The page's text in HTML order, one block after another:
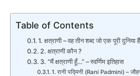
Table of Contents
1. क्षत्राणी – वह तीन शब्द जो एक पूरी
2. क्षत्राणी कौन ?
3. “मैं क्षत्राणी हूँ…” – स्वर्णिम इतिहास
1. रानी पद्मिनी (Rani Padmini) –